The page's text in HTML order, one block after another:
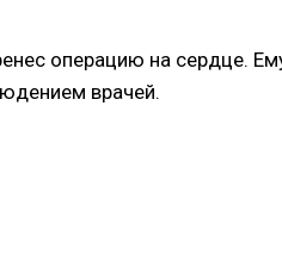
операцию на сердце.
врачей.